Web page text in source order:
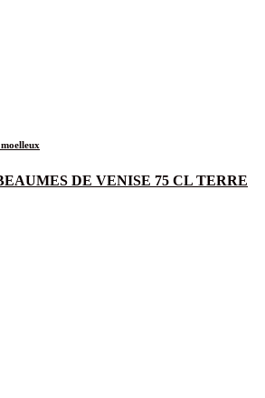
DE VENISE 75 CL TERRE